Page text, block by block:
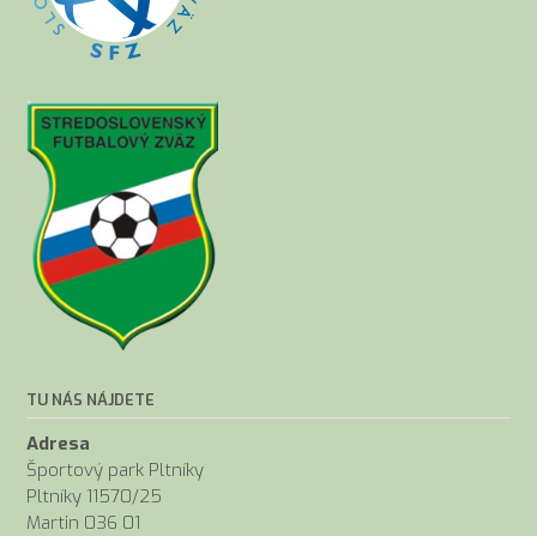
TU NÁS NÁJDETE
Adresa
Športový park Pltníky
Pltníky 11570/25
Martin 036 01